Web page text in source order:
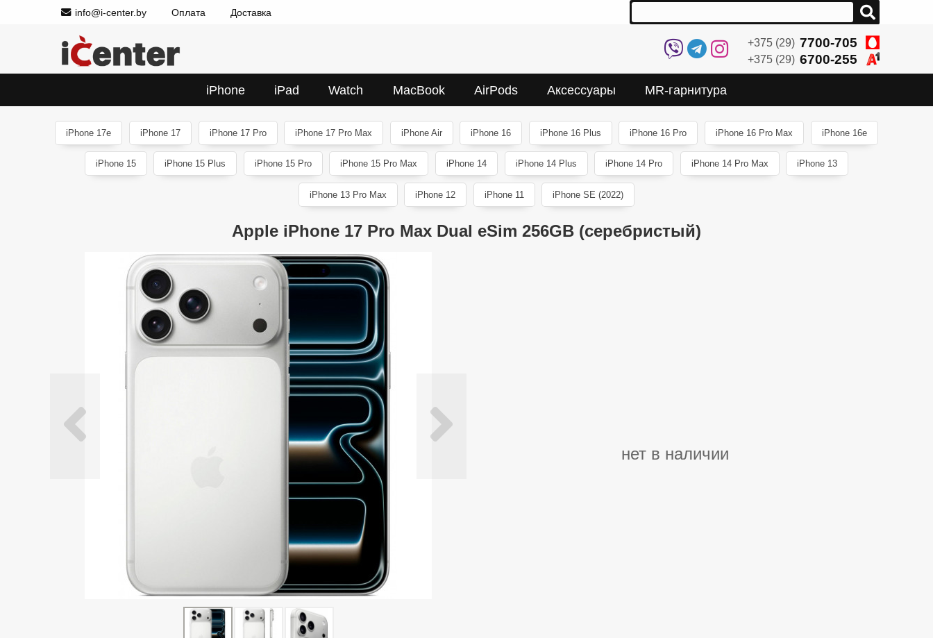
info@i-center.by Оплата Доставка
+375 (29) 7700-705
+375 (29) 6700-255
iPhone iPad Watch MacBook AirPods Аксессуары MR-гарнитура
iPhone 17e iPhone 17 iPhone 17 Pro iPhone 17 Pro Max iPhone Air iPhone 16 iPhone 16 Plus iPhone 16 Pro iPhone 16 Pro Max iPhone 16e
iPhone 15 iPhone 15 Plus iPhone 15 Pro iPhone 15 Pro Max iPhone 14 iPhone 14 Plus iPhone 14 Pro iPhone 14 Pro Max iPhone 13
iPhone 13 Pro Max iPhone 12 iPhone 11 iPhone SE (2022)
Apple iPhone 17 Pro Max Dual eSim 256GB (серебристый)
нет в наличии